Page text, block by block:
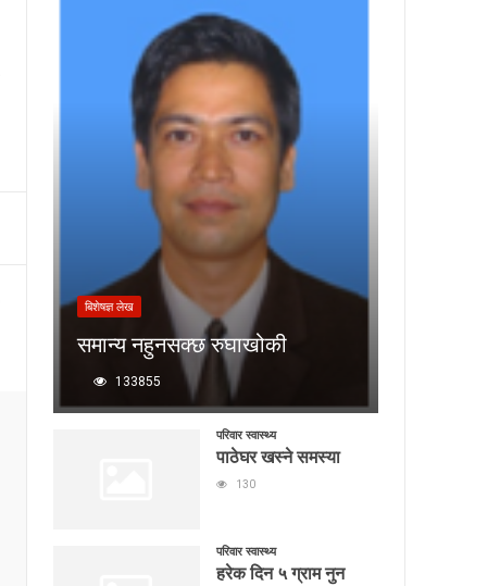
बिशेषज्ञ लेख
समान्य नहुनसक्छ रुघाखोकी
133855
परिवार स्वास्थ्य
पाठेघर खस्ने समस्या
130
परिवार स्वास्थ्य
हरेक दिन ५ ग्राम नुन